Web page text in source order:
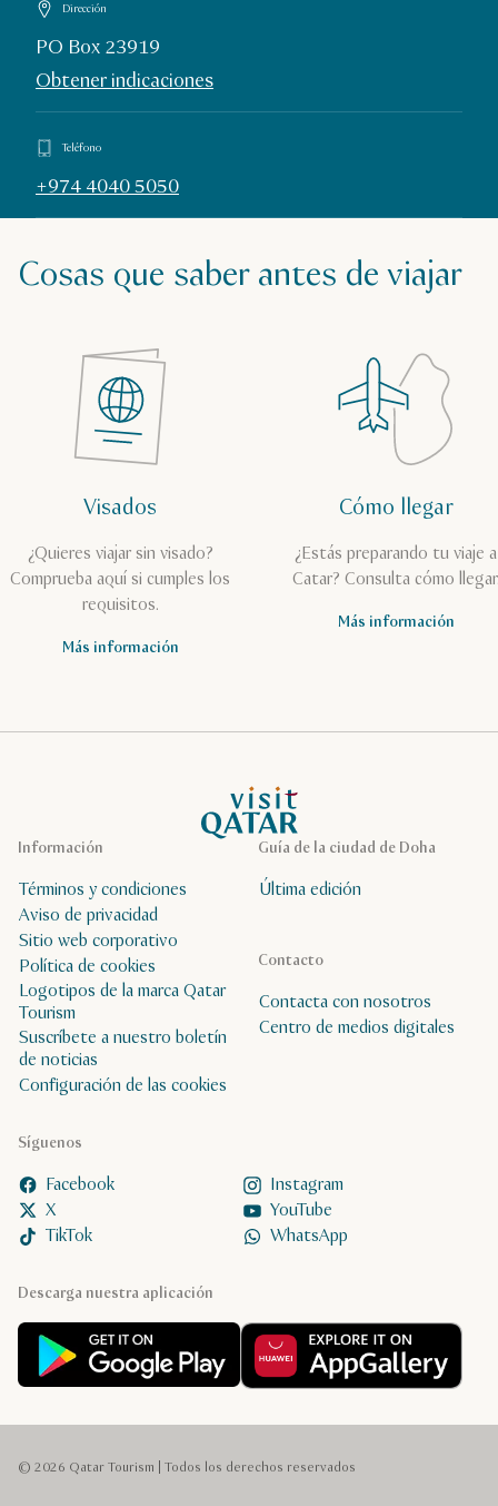
Dirección
PO Box 23919
Obtener indicaciones
Teléfono
+974 4040 5050
Cosas que saber antes de viajar
Visados
¿Quieres viajar sin visado?
Comprueba aquí si cumples los
requisitos.
Más información
Cómo llegar
¿Estás preparando tu viaje a
Catar? Consulta cómo
Más información
Página de inicio de Visit Qatar
Descarga nuestra aplicación
Guía de la ciudad de Doha
Última edición
Síguenos
Facebook
Instagram
X
YouTube
TikTok
WhatsApp
Contacto
Contacta con nosotros
Centro de medios digitales
Información
Términos y condiciones
Aviso de privacidad
Sitio web corporativo
Política de cookies
Logotipos de la marca Qatar
Tourism
Suscríbete a nuestro boletín
de noticias
Configuración de las cookies
© 2026 Qatar Tourism | Todos los derechos reservados